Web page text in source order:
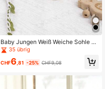
Baby Jungen Weiß Weiche Sohle S
chuhe Schnürung Prewalker Sneak
er Säugling Erste Laufschuhe
35 übrig
CHF6 ,81 -25% CHF9,08